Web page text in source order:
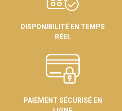
DISPONIBILITÉ EN TEMPS
RÉEL
PAIEMENT SÉCURISÉ EN